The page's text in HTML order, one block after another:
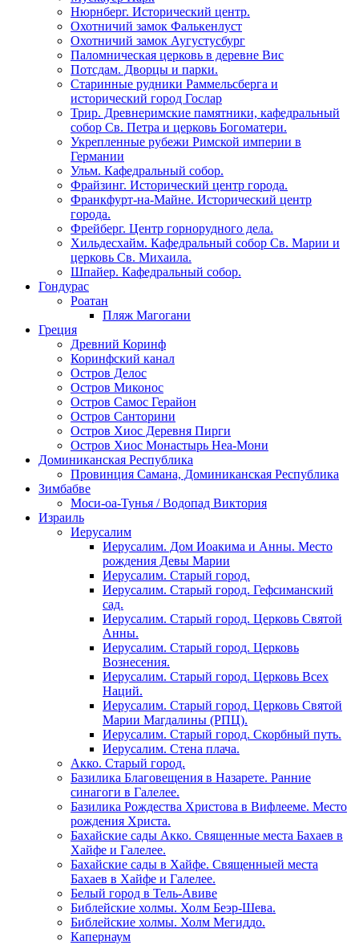
Нюрнберг. Исторический центр.
Охотничий замок Фалькенлуст
Охотничий замок Аугустусбург
Паломническая церковь в деревне Вис
Потсдам. Дворцы и парки.
Старинные рудники Раммельсберга и
исторический город Гослар
Трир. Древнеримские памятники, кафедральный
собор Св. Петра и церковь Богоматери.
Укрепленные рубежи Римской империи в
Германии
Ульм. Кафедральный собор.
Фрайзинг. Исторический центр города.
Франкфурт-на-Майне. Исторический центр
города.
Фрейберг. Центр горнорудного дела.
Хильдесхайм. Кафедральный собор Cв. Марии и
церковь Св. Михаила.
Шпайер. Кафедральный собор.
Гондурас
Роатан
Пляж Магогани
Греция
Древний Коринф
Коринфский канал
Остров Делос
Остров Миконос
Остров Самос Герайон
Остров Санторини
Остров Хиос Деревня Пирги
Остров Хиос Монастырь Неа-Мони
Доминиканская Республика
Провинция Самана, Доминиканская Республика
Зимбабве
Моси-оа-Тунья / Водопад Виктория
Израиль
Иерусалим
Иерусалим. Дом Иоакима и Анны. Место
рождения Девы Марии
Иерусалим. Старый город.
Иерусалим. Старый город. Гефсиманский
сад.
Иерусалим. Старый город. Церковь Святой
Анны.
Иерусалим. Старый город. Церковь
Вознесения.
Иерусалим. Старый город. Церковь Всех
Наций.
Иерусалим. Старый город. Церковь Святой
Марии Магдалины (РПЦ).
Иерусалим. Старый город. Скорбный путь.
Иерусалим. Стена плача.
Акко. Старый город.
Базилика Благовещения в Назарете. Ранние
синагоги в Галелее.
Базилика Рождества Христова в Вифлееме. Место
рождения Христа.
Бахайские сады Акко. Священные места Бахаев в
Хайфе и Галелее.
Бахайские сады в Хайфе. Священныей места
Бахаев в Хайфе и Галелее.
Белый город в Тель-Авиве
Библейские холмы. Холм Беэр-Шева.
Библейские холмы. Холм Мегиддо.
Капернаум